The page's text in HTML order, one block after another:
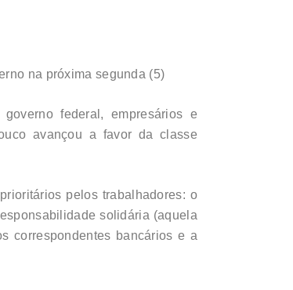
na próxima segunda (5)
federal, empresários e
avançou a favor da classe
pelos trabalhadores: o
solidária (aquela
correspondentes bancários e a